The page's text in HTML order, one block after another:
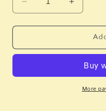
Decrease
quantity
for
Μαρκαδόρος
(λευκό)
Increase
quantity
for
(λευκό)
More